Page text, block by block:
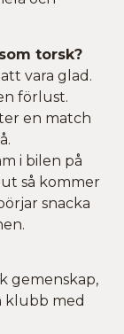
torsk?
vara glad.
förlust.
en match
i bilen på
så kommer
snacka
gemenskap,
klubb med